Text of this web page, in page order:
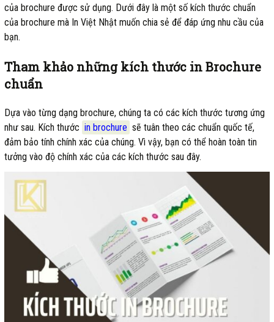
của brochure được sử dụng. Dưới đây là một số kích thước chuẩn
của brochure mà In Việt Nhật muốn chia sẻ để đáp ứng nhu cầu của
bạn.
Tham khảo những kích thước in Brochure
chuẩn
Dựa vào từng dạng brochure, chúng ta có các kích thước tương ứng
như sau. Kích thước in brochure sẽ tuân theo các chuẩn quốc tế,
đảm bảo tính chính xác của chúng. Vì vậy, bạn có thể hoàn toàn tin
tưởng vào độ chính xác của các kích thước sau đây.